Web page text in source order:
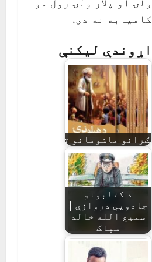
کامیابه نه دی.
اړوندې لیکنې
ګرانو ماشومانو ته د ځانګړو
د کتابونو
جادويي دروازې |
سمیع الله خالد
سهاک